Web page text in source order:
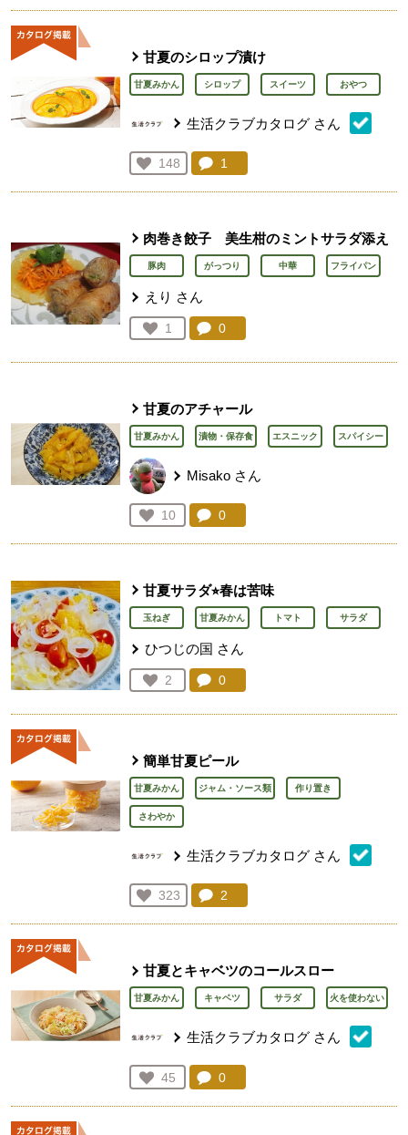
甘夏のシロップ漬け
甘夏みかん シロップ スイーツ おやつ
生活クラブカタログ さん
お気に入り登録：
148
人が登録
コメント：
1
肉巻き餃子 美生柑のミントサラダ添え
豚肉 がっつり 中華 フライパン
えり さん
お気に入り登録：
1
人が登録
コメント：
0
甘夏のアチャール
甘夏みかん 漬物・保存食 エスニック スパイシー
Misako さん
お気に入り登録：
10
人が登録
コメント：
0
甘夏サラダ⭐︎春は苦味
玉ねぎ 甘夏みかん トマト サラダ
ひつじの国 さん
お気に入り登録：
2
人が登録
コメント：
0
簡単甘夏ピール
甘夏みかん ジャム・ソース類 作り置き
さわやか
生活クラブカタログ さん
お気に入り登録：
323
人が登録
コメント：
2
甘夏とキャベツのコールスロー
甘夏みかん キャベツ サラダ 火を使わない
生活クラブカタログ さん
お気に入り登録：
45
人が登録
コメント：
0